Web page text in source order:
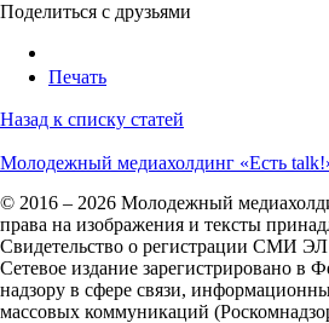
Поделиться с друзьями
Печать
Назад к списку статей
Молодежный медиахолдинг «Есть
© 2016 – 2026 Молодежный
права на изображения и тексты
Свидетельство о регистрации СМИ
Сетевое издание зарегистрировано в
надзору в сфере связи,
массовых коммуникаций